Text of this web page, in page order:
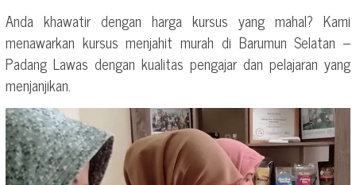
Anda khawatir dengan harga kursus yang mahal? Kami
menawarkan kursus menjahit murah di Barumun Selatan –
Padang Lawas dengan kualitas pengajar dan pelajaran yang
menjanjikan.